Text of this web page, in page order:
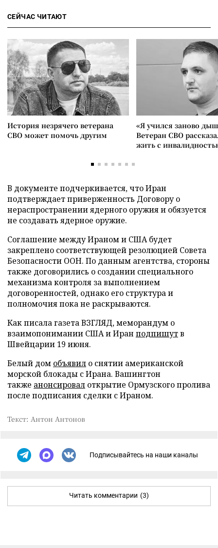
СЕЙЧАС ЧИТАЮТ
История незрячего ветерана
СВО может помочь другим
«Я учился заново
Ветеран СВО
жить с
В документе подчеркивается, что Иран
подтверждает приверженность Договору о
нераспространении ядерного оружия и обязуется
не создавать ядерное оружие.
Соглашение между Ираном и США будет
закреплено соответствующей резолюцией Совета
Безопасности ООН. По данным агентства, стороны
также договорились о создании специального
механизма контроля за выполнением
договоренностей, однако его структура и
полномочия пока не раскрываются.
Как писала газета ВЗГЛЯД, меморандум о
взаимопонимании США и Иран подпишутв
Швейцарии 19 июня.
Белый дом объявил о снятии американской
морской блокады с Ирана. Вашингтон
также анонсировал открытие Ормузского пролива
после подписания сделки с Ираном.
Текст: Антон Антонов
Подписывайтесь на наши каналы
Читать комментарии (3)